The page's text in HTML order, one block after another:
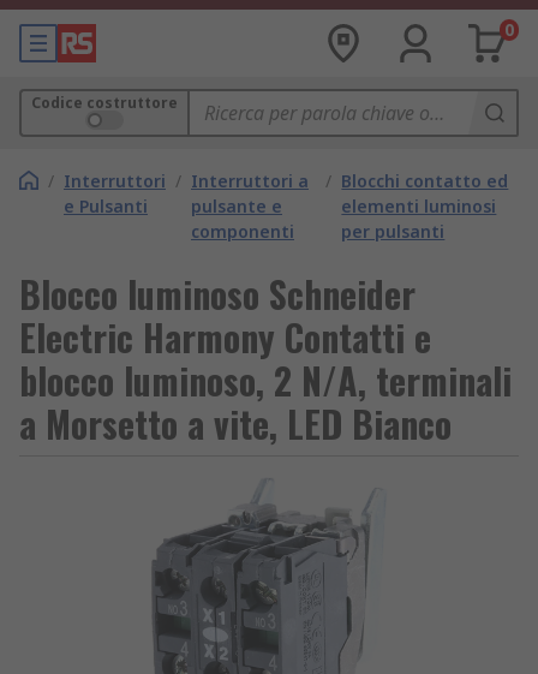
0
Codice costruttore
/ Interruttori
e Pulsanti
/ Interruttori a
pulsante e
componenti
/ Blocchi contatto ed
elementi luminosi
per pulsanti
Blocco luminoso Schneider
Electric Harmony Contatti e
blocco luminoso, 2 N/A, terminali
a Morsetto a vite, LED Bianco